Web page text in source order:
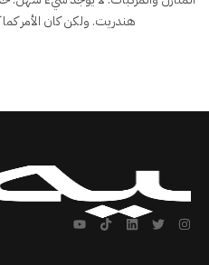
هندريت. ولكن كان الأمر كما